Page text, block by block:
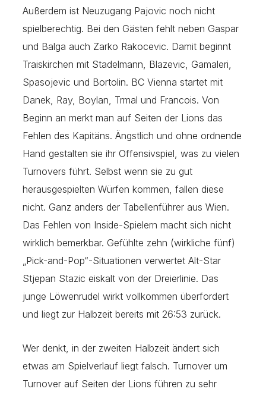
Außerdem ist Neuzugang Pajovic noch nicht
spielberechtig. Bei den Gästen fehlt neben Gaspar
und Balga auch Zarko Rakocevic. Damit beginnt
Traiskirchen mit Stadelmann, Blazevic, Gamaleri,
Spasojevic und Bortolin. BC Vienna startet mit
Danek, Ray, Boylan, Trmal und Francois. Von
Beginn an merkt man auf Seiten der Lions das
Fehlen des Kapitäns. Ängstlich und ohne ordnende
Hand gestalten sie ihr Offensivspiel, was zu vielen
Turnovers führt. Selbst wenn sie zu gut
herausgespielten Würfen kommen, fallen diese
nicht. Ganz anders der Tabellenführer aus Wien.
Das Fehlen von Inside-Spielern macht sich nicht
wirklich bemerkbar. Gefühlte zehn (wirkliche fünf)
„Pick-and-Pop“-Situationen verwertet Alt-Star
Stjepan Stazic eiskalt von der Dreierlinie. Das
junge Löwenrudel wirkt vollkommen überfordert
und liegt zur Halbzeit bereits mit 26:53 zurück.
Wer denkt, in der zweiten Halbzeit ändert sich
etwas am Spielverlauf liegt falsch. Turnover um
Turnover auf Seiten der Lions führen zu sehr